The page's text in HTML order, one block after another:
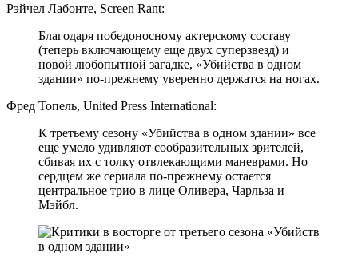
Рэйчел Лабонте, Screen Rant:
Благодаря победоносному актерскому составу
(теперь включающему еще двух суперзвезд) и
новой любопытной загадке, «Убийства в одном
здании» по-прежнему уверенно держатся на ногах.
Фред Топель, United Press International:
К третьему сезону «Убийства в одном здании» все
еще умело удивляют сообразительных зрителей,
сбивая их с толку отвлекающими маневрами. Но
сердцем же сериала по-прежнему остается
центральное трио в лице Оливера, Чарльза и
Мэйбл.